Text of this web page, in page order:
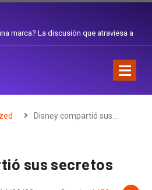
marca? La discusión que atraviesa a
Disney compartió sus…
sus secretos